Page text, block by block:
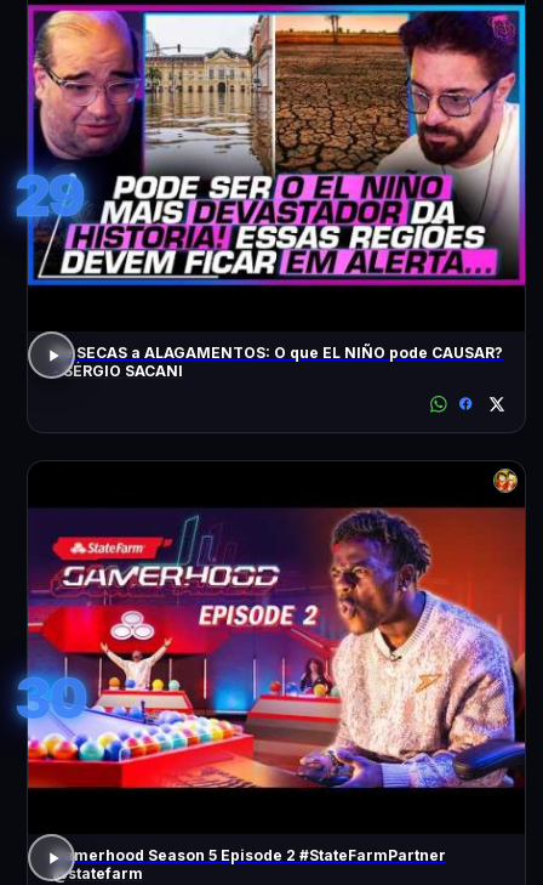
29
De SECAS a ALAGAMENTOS: O que EL NIÑO pode CAUSAR?
- SÉRGIO SACANI
30
Gamerhood Season 5 Episode 2 #StateFarmPartner
@statefarm